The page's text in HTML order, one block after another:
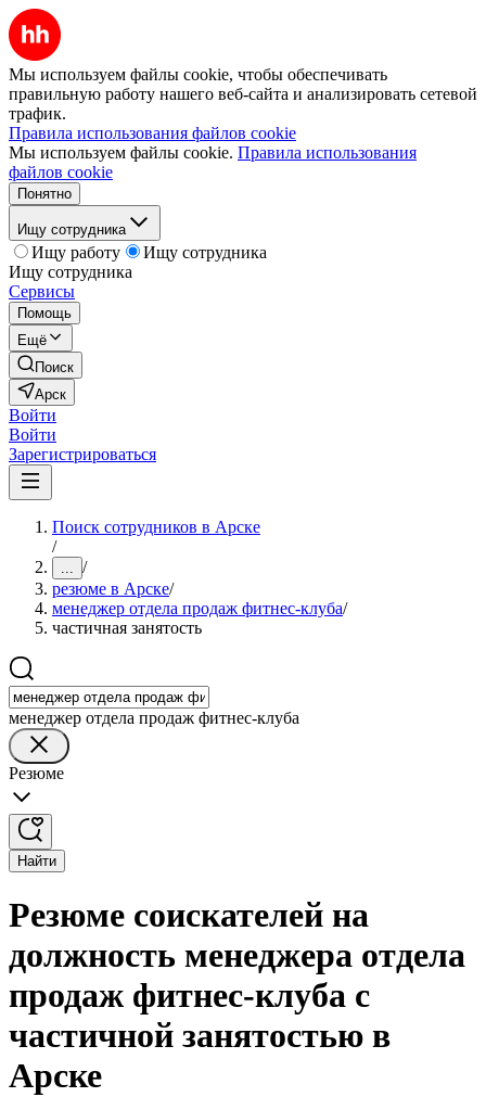
Мы используем файлы cookie, чтобы обеспечивать
правильную работу нашего веб-сайта и анализировать сетевой
трафик.
Правила использования файлов cookie
Мы используем файлы cookie. Правила использования
файлов cookie
Понятно
Ищу сотрудника
Ищу работу
Ищу сотрудника
Ищу сотрудника
Сервисы
Помощь
Ещё
Поиск
Арск
Войти
Войти
Зарегистрироваться
Поиск сотрудников в Арске
/
... /
резюме в Арске/
менеджер отдела продаж фитнес-клуба/
частичная занятость
менеджер отдела продаж фитнес-клуба
Резюме
Найти
Резюме соискателей на
должность менеджера отдела
продаж фитнес-клуба с
частичной занятостью в
Арске